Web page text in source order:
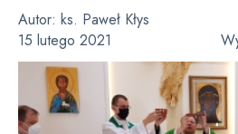
Autor: ks. Paweł Kłys
15 lutego 2021